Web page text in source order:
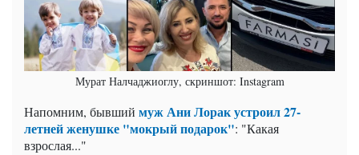
Мурат Налчаджиоглу, скриншот: Instagram
Напомним, бывший муж Ани Лорак устроил 27-
летней женушке "мокрый подарок": "Какая
взрослая..."